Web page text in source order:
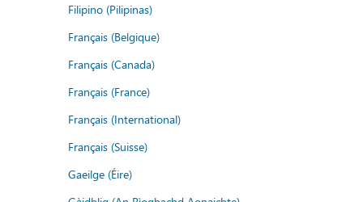
Filipino (Pilipinas)
Français (Belgique)
Français (Canada)
Français (France)
Français (International)
Français (Suisse)
Gaeilge (Éire)